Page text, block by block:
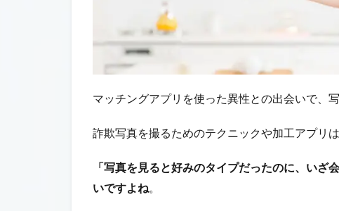
マッチングアプリを使った異性との出会いで、
詐欺写真を撮るためのテクニックや加工アプリ
「写真を見ると好みのタイプだったのに、いざ
いですよね。